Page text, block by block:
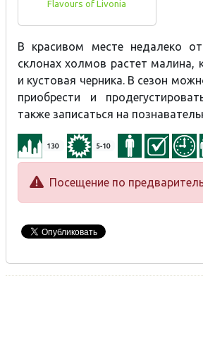
Flavours of Livonia
В красивом месте недалеко
склонах холмов растет малина,
и кустовая черника. В сезон
приобрести и
также записаться на
130 5-10
Посещение по